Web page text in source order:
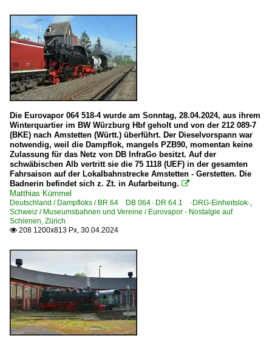
Die Eurovapor 064 518-4 wurde am Sonntag, 28.04.2024, aus ihrem
Winterquartier im BW Würzburg Hbf geholt und von der 212 089-7
(BKE) nach Amstetten (Württ.) überführt. Der Dieselvorspann war
notwendig, weil die Dampflok, mangels PZB90, momentan keine
Zulassung für das Netz von DB InfraGo besitzt. Auf der
schwäbischen Alb vertritt sie die 75 1118 (UEF) in der gesamten
Fahrsaison auf der Lokalbahnstrecke Amstetten - Gerstetten. Die
Badnerin befindet sich z. Zt. in Aufarbeitung. 
Matthias Kümmel
Deutschland / Dampfloks / BR 64 DB 064 · DR 64.1 ·DRG-Einheitslok·,
Schweiz / Museumsbahnen und Vereine / Eurovapor - Nostalgie auf
Schienen, Zürich
 208 1200x813 Px, 30.04.2024